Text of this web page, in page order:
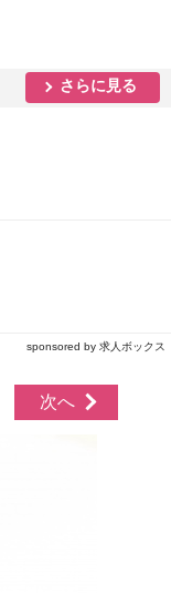
さらに見る
sponsored by 求人ボックス
次へ